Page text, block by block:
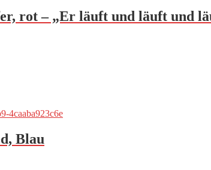
rot – „Er läuft und läuft und
Blau